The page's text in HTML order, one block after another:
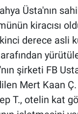
Üsta'nın
kiracısı
derece asli
şirketi FB
Mert Kaan
T., otelin kat